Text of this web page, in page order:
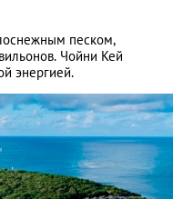
песком,
Чойни Кей
энергией.